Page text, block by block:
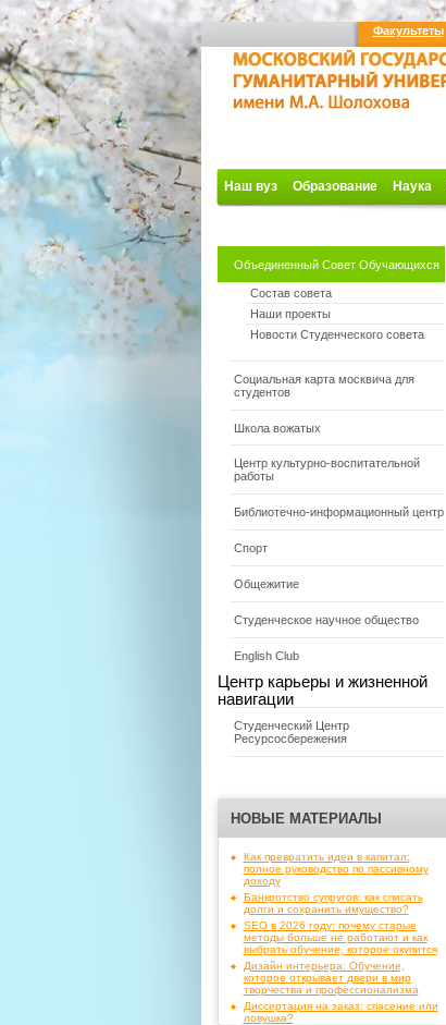
Факультеты
Наш вуз Образование Наука
Объединенный Совет Обучающихся
Состав совета
Наши проекты
Новости Студенческого совета
Социальная карта москвича для
студентов
Школа вожатых
Центр культурно-воспитательной
работы
Библиотечно-информационный центр
Спорт
Общежитие
Студенческое научное общество
English Club
Центр карьеры и жизненной
навигации
Студенческий Центр
Ресурсосбережения
НОВЫЕ МАТЕРИАЛЫ
Как превратить идеи в капитал:
полное руководство по пассивному
доходу
Банкротство супругов: как списать
долги и сохранить имущество?
SEO в 2026 году: почему старые
методы больше не работают и как
выбрать обучение, которое окупится
Дизайн интерьера: Обучение,
которое открывает двери в мир
творчества и профессионализма
Диссертация на заказ: спасение или
ловушка?